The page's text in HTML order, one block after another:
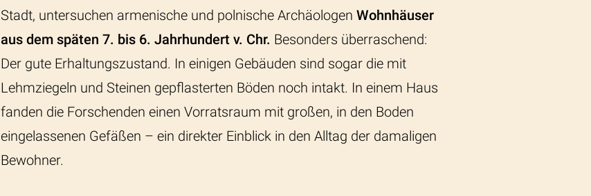
Stadt, untersuchen armenische und polnische ArchäologenWohnhäuser
aus dem späten 7. bis 6. Jahrhundert v. Chr. Besonders überraschend:
Der gute Erhaltungszustand. In einigen Gebäuden sind sogar die mit
Lehmziegeln und Steinen gepflasterten Böden noch intakt. In einem Haus
fanden die Forschenden einen Vorratsraum mit großen, in den Boden
eingelassenen Gefäßen – ein direkter Einblick in den Alltag der damaligen
Bewohner.